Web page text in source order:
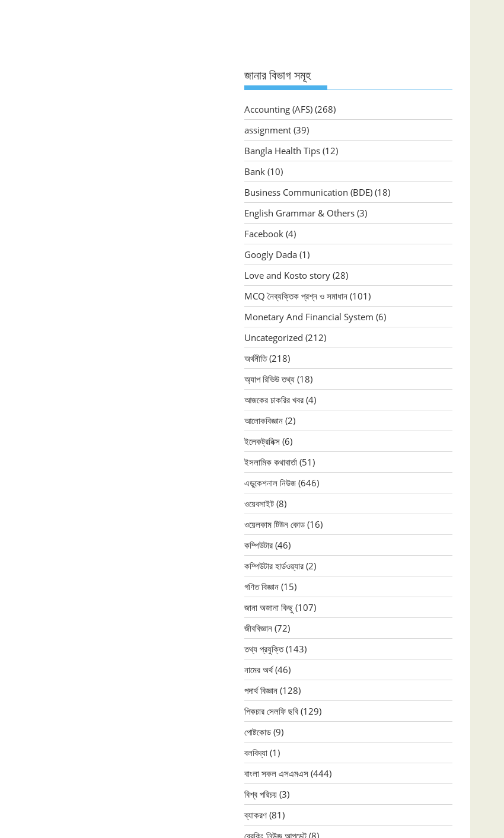
জানার বিভাগ সমূহ
Accounting (AFS) (268)
assignment (39)
Bangla Health Tips (12)
Bank (10)
Business Communication (BDE) (18)
English Grammar & Others (3)
Facebook (4)
Googly Dada (1)
Love and Kosto story (28)
MCQ নৈব্যক্তিক প্রশ্ন ও সমাধান (101)
Monetary And Financial System (6)
Uncategorized (212)
অর্থনীতি(218)
অ্যাপ রিভিউ তথ্য (18)
আজকের চাকরির খবর (4)
আলোকবিজ্ঞান (2)
ইলেকট্রনিক্স (6)
ইসলামিক কথাবার্তা (51)
এডুকেশনাল নিউজ (646)
ওয়েবসাইট (8)
ওয়েলকাম টিউন কোড (16)
কম্পিউটার (46)
কম্পিউটার হার্ডওয়্যার (2)
গণিত বিজ্ঞান (15)
জানা অজানা কিছু (107)
জীববিজ্ঞান (72)
তথ্য প্রযুক্তি(143)
নামের অর্থ(46)
পদার্থ বিজ্ঞান (128)
পিকচার সেলফি ছবি (129)
পোষ্টকোড (9)
বলবিদ্যা (1)
বাংলা সকল এসএমএস (444)
বিশ্ব পরিচয় (3)
ব্যাকরণ (81)
ব্রেকিং নিউজ আপডেট (8)